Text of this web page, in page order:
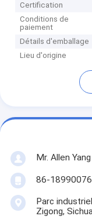
Certification
Conditions de
paiement
Détails d'emballage
Lieu d'origine
Mr. Allen Yang
86-
Parc
Zigong,